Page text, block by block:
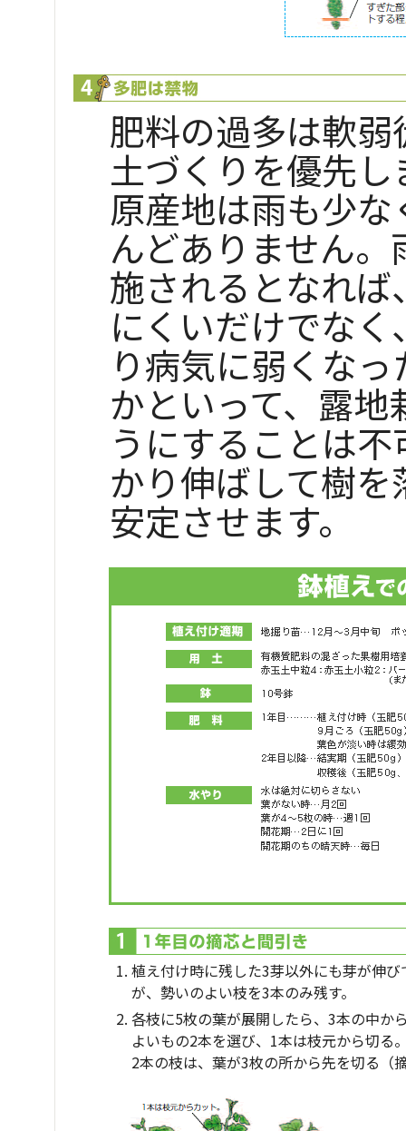
肥料の過多は軟
土づくりを優先し
原産地は雨も少
んどありません
施されるとなれ
にくいだけでな
り病気に弱くな
かといって、露
うにすることは
かり伸ばして樹
安定させます。
植え付け時に残した3芽以外にも芽が伸び
が、勢いのよい枝を3本のみ残す。
各枝に5枚の葉が展開したら、3本の中か
よいもの2本を選び、1本は枝元から切る
2本の枝は、葉が3枚の所から先を切る（